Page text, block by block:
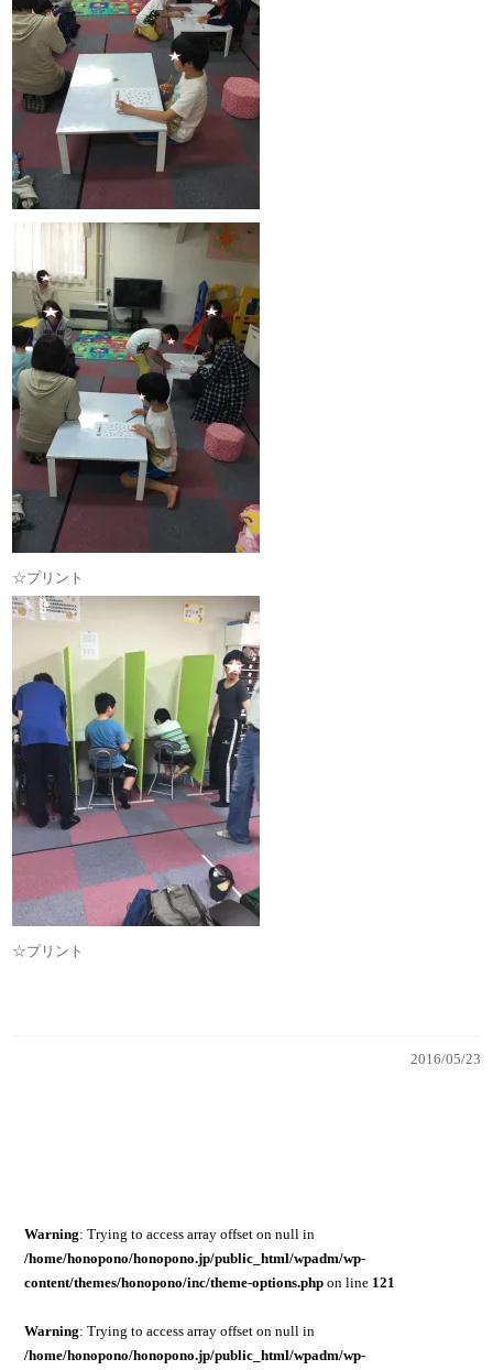
☆プリント
☆プリント
2016/05/23
Warning: Trying to access array offset on null in
/home/honopono/honopono.jp/public_html/wpadm/wp-
content/themes/honopono/inc/theme-options.phpon line 121
Warning: Trying to access array offset on null in
/home/honopono/honopono.jp/public_html/wpadm/wp-